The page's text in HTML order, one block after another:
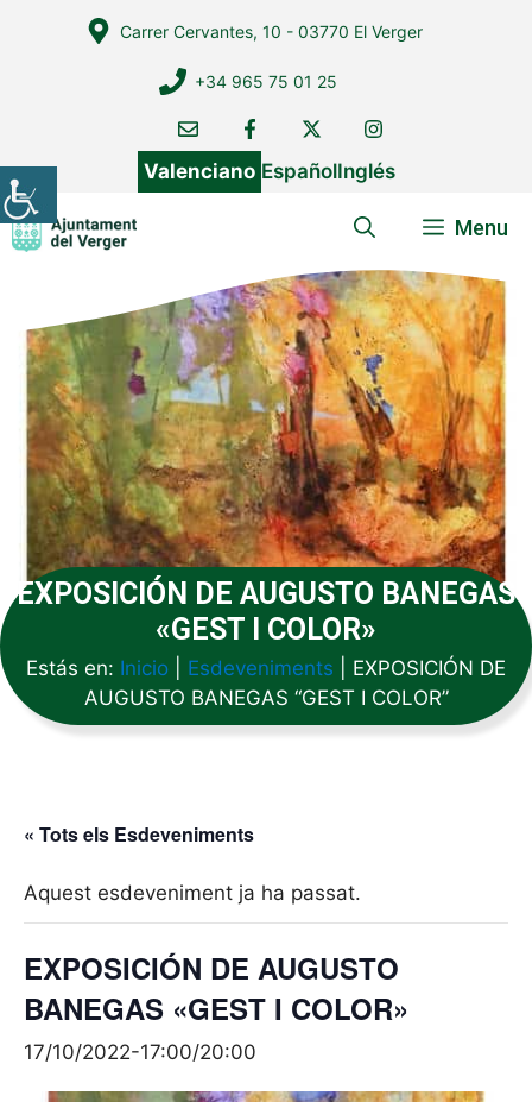
Carrer Cervantes, 10 - 03770 El Verger
+34 965 75 01 25
Valenciano EspañolInglés
Menu
EXPOSICIÓN DE AUGUSTO BANEGAS
«GEST I COLOR»
Estás en: Inicio Esdeveniments
EXPOSICIÓN DE
AUGUSTO BANEGAS “GEST I COLOR”
« Tots els Esdeveniments
Aquest esdeveniment ja ha passat.
EXPOSICIÓN DE AUGUSTO
BANEGAS «GEST I COLOR»
17/10/2022-17:00/20:00